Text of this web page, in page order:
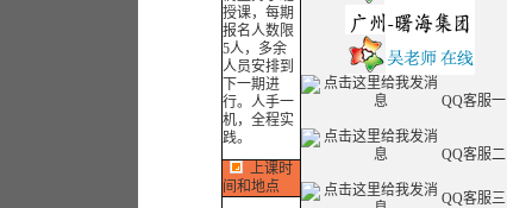
QQ客服一
QQ客服二
QQ客服三
授课，每期
报名人数限
5人，多余
人员安排到
下一期进
行。人手一
机，全程实
践。
上课时
间和地点